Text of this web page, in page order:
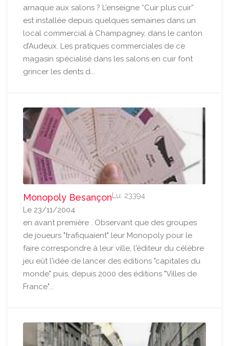
arnaque aux salons ? L’enseigne “Cuir plus cuir”
est installée depuis quelques semaines dans un
local commercial à Champagney, dans le canton
d’Audeux. Les pratiques commerciales de ce
magasin spécialisé dans les salons en cuir font
grincer les dents d...
Monopoly BesançonLu: 23394
Le 23/11/2004
en avant première . Observant que des groupes
de joueurs "trafiquaient" leur Monopoly pour le
faire correspondre à leur ville, l'éditeur du célèbre
jeu eût l'idée de lancer des éditions "capitales du
monde" puis, depuis 2000 des éditions "Villes de
France"...